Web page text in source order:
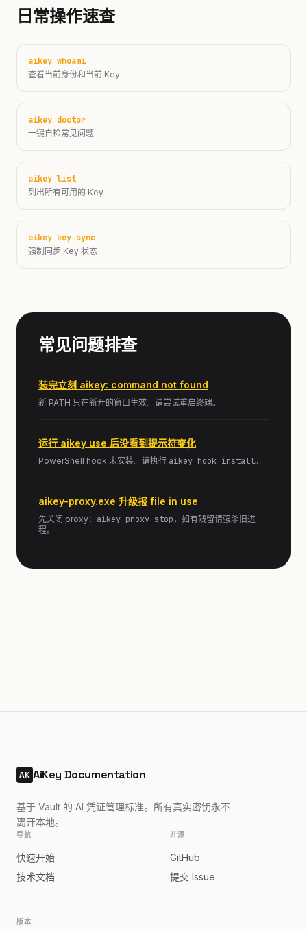
日常操作速查
aikey whoami
查看当前身份和当前 Key
aikey doctor
一键自检常见问题
aikey list
列出所有可用的 Key
aikey key sync
强制同步 Key 状态
常见问题排查
装完立刻 aikey: command not found
新 PATH 只在新开的窗口生效。请尝试重启终端。
运行 aikey use 后没看到提示符变化
PowerShell hook 未安装。请执行 aikey hook install。
aikey-proxy.exe 升级报 file in use
先关闭 proxy： aikey proxy stop ，如有残留请强杀旧进
程。
AK AiKey Documentation
基于 Vault 的 AI 凭证管理标准。所有真实密钥永不
离开本地。
导航
快速开始
技术文档
开源
GitHub
提交 Issue
版本